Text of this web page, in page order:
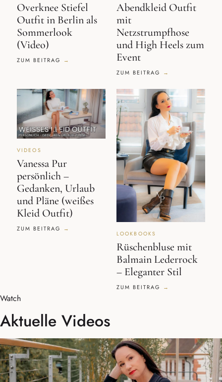
Overknee Stiefel
Outfit in Berlin als
Sommerlook
(Video)
ZUM BEITRAG
Abendkleid Outfit
mit
Netzstrumpfhose
und High Heels zum
Event
ZUM BEITRAG
VIDEOS
Vanessa Pur
persönlich –
Gedanken, Urlaub
und Pläne (weißes
Kleid Outfit)
ZUM BEITRAG
LOOKBOOKS
Rüschenbluse mit
Balmain Lederrock
– Eleganter Stil
ZUM BEITRAG
Watch
Aktuelle Videos